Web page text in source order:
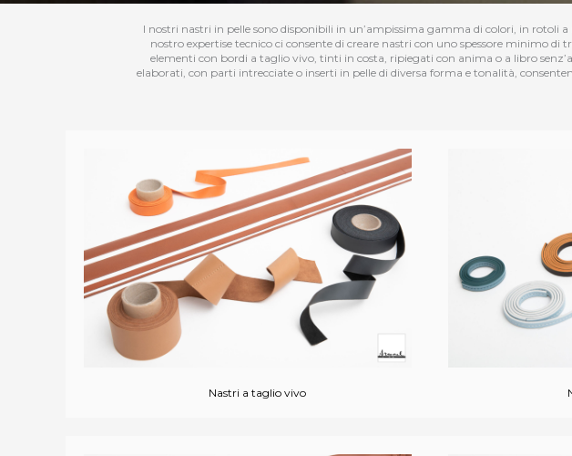
I nostri nastri in pelle sono disponibili in un’ampissima gamma di colori, in rotoli
nostro expertise tecnico ci consente di creare nastri con uno spessore minimo
elementi con bordi a taglio vivo, tinti in costa, ripiegati con anima o a libro
elaborati, con parti intrecciate o inserti in pelle di diversa forma e tonalità,
Nastri a taglio vivo